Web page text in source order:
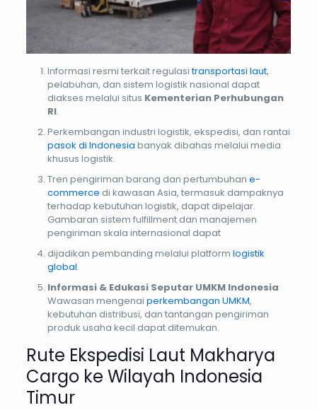
Informasi resmi terkait regulasitransportasi laut,
pelabuhan, dan sistem logistik nasional dapat
diakses melalui situs Kementerian Perhubungan
RI.
Perkembangan industri logistik, ekspedisi, dan rantai
pasok di Indonesia banyak dibahas melalui media
khusus logistik.
Tren pengiriman barang dan pertumbuhan e-
commerce di kawasan Asia, termasuk dampaknya
terhadap kebutuhan logistik, dapat dipelajar.
Gambaran sistem fulfillment dan manajemen
pengiriman skala internasional dapat
dijadikan pembanding melalui platform logistik
global.
Informasi & Edukasi Seputar UMKM Indonesia
Wawasan mengenai perkembangan UMKM,
kebutuhan distribusi, dan tantangan pengiriman
produk usaha kecil dapat ditemukan.
Rute Ekspedisi Laut Makharya
Cargo ke Wilayah Indonesia
Timur